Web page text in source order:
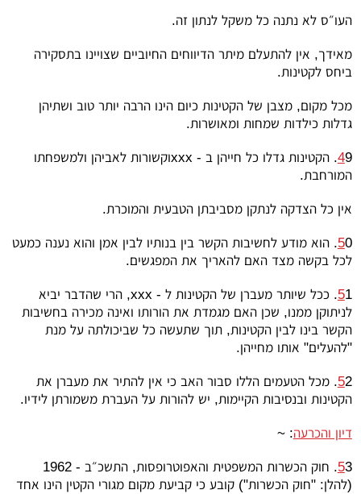
העו״ס לא נתנה כל משקל לנתון זה.
מאידך, אין להתעלם מיתר הדיווחים החיוביים שצויינו בתסקירה
ביחס לקטינות.
מכל מקום, מצבן של הקטינות כיום הינו הרבה יותר טוב ושתיהן
גדלות כילדות שמחות ומאושרות.
49. הקטינות גדלו כל חייהן ב - xxxוקשורות לאביהן ולמשפחתו
המורחבת.
אין כל הצדקה לנתקן מסביבתן הטבעית והמוכרת.
50. הוא מודע לחשיבות הקשר בין בנותיו לבין אמן והוא נענה כמעט
לכל בקשה מצד האם להאריך את המפגשים.
51. ככל שיותר מעברן של הקטינות ל - xxx, הרי שהדבר יביא
לניתוקן ממנו, שכן האם מגמדת את הורותו ואינה מכירה בחשיבות
הקשר בינו לבין הקטינות, תוך שתעשה כל שביכולתה על מנת
"להעלים" אותו מחייהן.
52. מכל הטעמים הללו סבור האב כי אין להתיר את מעברן את
הקטינות ובנסיבות הקיימות, יש להורות על העברת משמורתן לידיו.
דיון והכרעה: ~
5
3. חוק הכשרות המשפטית והאפוטרופסות, התשכ״ב - 1962
(להלן: "חוק הכשרות") קובע כי קביעת מקום מגורי הקטין הינו אחד